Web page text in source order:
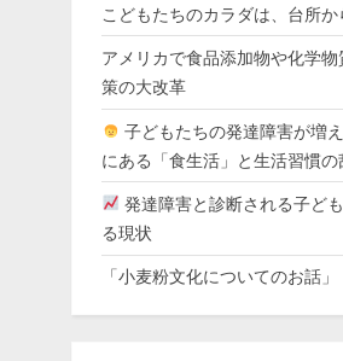
こどもたちのカラダは、台所か
アメリカで食品添加物や化学
策の大改革
子どもたちの発達障害が増
にある「食生活」と生活習慣の
発達障害と診断される子ど
る現状
「小麦粉文化についてのお話」